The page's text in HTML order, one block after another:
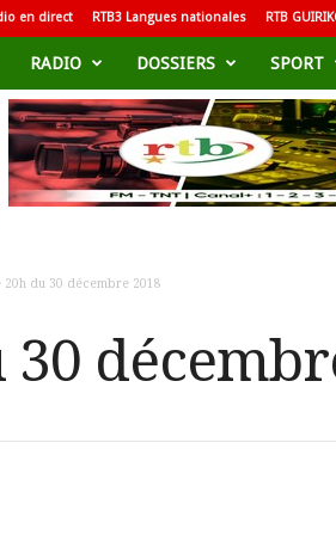
en direct RTB3 Langues nationales RTB
RADIO DOSSIERS SPORT
20h du 30 décembre 2018
30